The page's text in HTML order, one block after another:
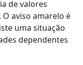
de valores
aviso amarelo é
uma situação
dependentes